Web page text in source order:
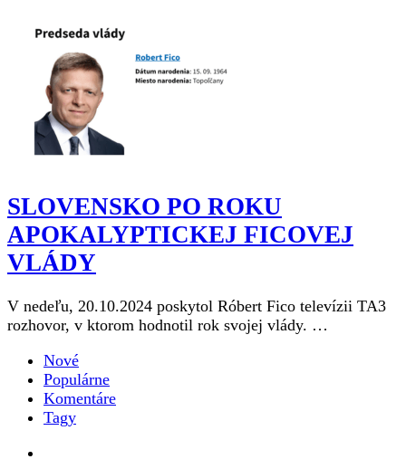
SLOVENSKO PO ROKU
APOKALYPTICKEJ FICOVEJ
VLÁDY
V nedeľu, 20.10.2024 poskytol Róbert Fico televízii TA3
rozhovor, v ktorom hodnotil rok svojej vlády. …
Nové
Populárne
Komentáre
Tagy